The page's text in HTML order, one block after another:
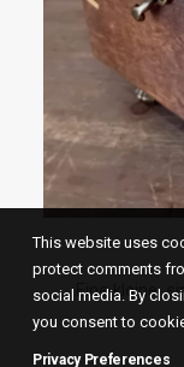
Eine kleine,
This website uses
protect comments
social media. By
you consent to
Privacy Preferences